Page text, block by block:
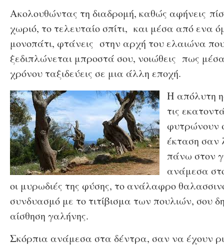
Ακολουθώντας τη διαδρομή, καθώς αφήνεις
χωριό, το τελευταίο σπίτι, και μέσα από ενα
μονοπάτι, φτάνεις στην αρχή του ελαιώνα
ξεδιπλώνεται μπροστά σου, νοιώθεις πως
χρόνου ταξιδεύεις σε μια άλλη εποχή.
Η απόλυτη
τις
φυτρώνουν
έκταση σαν
πάνω στον
ανάμεσα
οι μυρωδιές της φύσης, το ανάλαφρο
συνδυασμό με το τιτίβισμα των πουλιών, σου
αίσθηση γαλήνης.
Σκόρπια ανάμεσα στα δέντρα, σαν να έχουν